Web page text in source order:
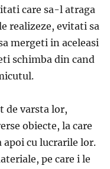
care sa-l atraga
realizeze, evitati sa
mergeti in aceleasi
schimba din cand
de varsta lor,
obiecte, la care
apoi cu lucrarile lor.
pe care i le